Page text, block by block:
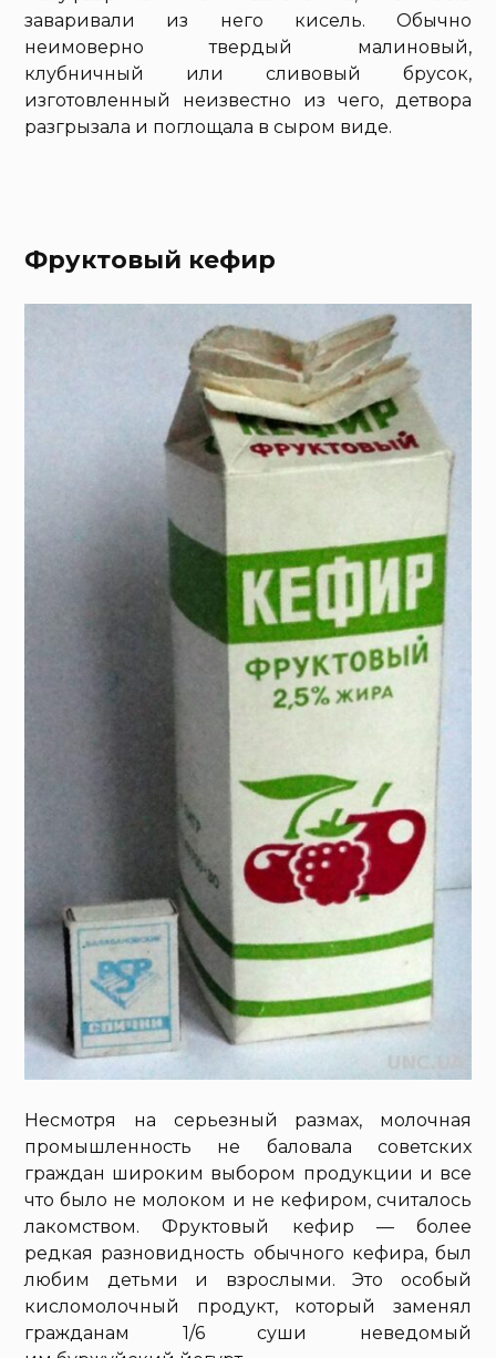
заваривали из него кисель. Обычно
неимоверно твердый малиновый,
клубничный или сливовый брусок,
изготовленный неизвестно из чего, детвора
разгрызала и поглощала в сыром виде.
Фруктовый кефир
Несмотря на серьезный размах, молочная
промышленность не баловала советских
граждан широким выбором продукции и все
что было не молоком и не кефиром, считалось
лакомством. Фруктовый кефир — более
редкая разновидность обычного кефира, был
любим детьми и взрослыми. Это особый
кисломолочный продукт, который заменял
гражданам 1/6 суши неведомый